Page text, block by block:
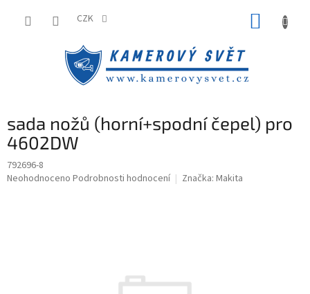
CZK
sada nožů (horní+spodní čepel) pro
4602DW
792696-8
Průměrné
Neohodnoceno Podrobnosti hodnocení Značka: Makita